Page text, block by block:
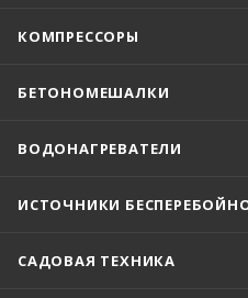
КОМПРЕССОРЫ
БЕТОНОМЕШАЛКИ
ВОДОНАГРЕВАТЕЛИ
ИСТОЧНИКИ
САДОВАЯ ТЕХНИКА